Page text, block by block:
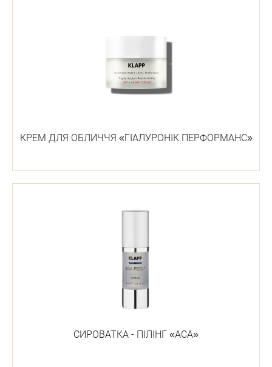
КРЕМ ДЛЯ ОБЛИЧЧЯ «ГІАЛУРОНІК ПЕРФОРМАНС»
СИРОВАТКА - ПІЛІНГ «АСА»